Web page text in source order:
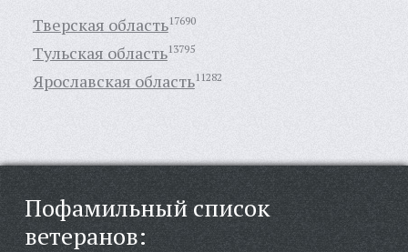
Тверская область17690
Тульская область13795
Ярославская область11282
Пофамильный список
ветеранов: